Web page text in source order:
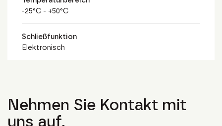
-25°C - +50°C
Schließfunktion
Elektronisch
Nehmen Sie Kontakt mit
uns auf.